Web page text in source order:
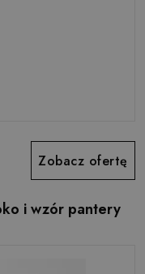
Zobacz ofertę
i wzór pantery